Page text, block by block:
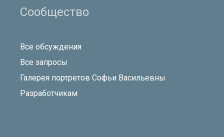
Сообщество
Все обсуждения
Все запросы
Галерея портретов Софьи Васильевны
Разработчикам